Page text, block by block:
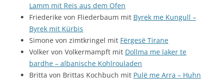
Lamm mit Reis aus dem Ofen
Friederike von Fliederbaum mit Byrek me Kungull –
Byrek mit Kürbis
Simone von zimtkringel mit Fërgesë Tirane
Volker von Volkermampft mit Dollma me laker te
bardhe – albanische Kohlrouladen
Britta von Brittas Kochbuch mit Pulë me Arra – Huhn